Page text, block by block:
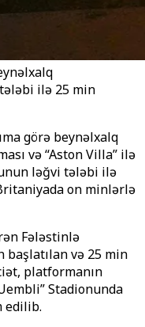
ilə 25 min
görə beynəlxalq
və “Aston Villa” ilə
ləğvi tələbi ilə
on minlərlə
Fələstinlə
başlatılan və 25 min
platformanın
Stadionunda
edilib.